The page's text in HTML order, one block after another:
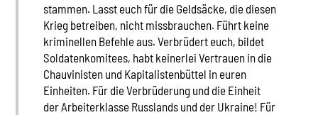
stammen. Lasst euch für die Geldsäcke, die diesen
Krieg betreiben, nicht missbrauchen. Führt keine
kriminellen Befehle aus. Verbrüdert euch, bildet
Soldatenkomitees, habt keinerlei Vertrauen in die
Chauvinisten und Kapitalistenbüttel in euren
Einheiten. Für die Verbrüderung und die Einheit
der Arbeiterklasse Russlands und der Ukraine! Für